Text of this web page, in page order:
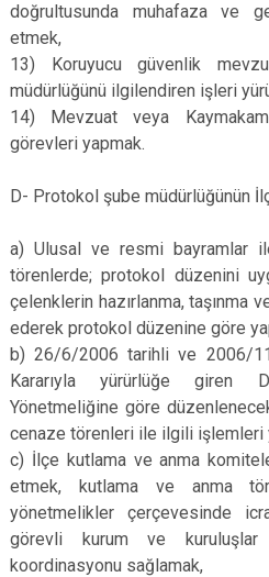
doğrultusunda muhafaza ve
etmek,
13) Koruyucu güvenlik
müdürlüğünü ilgilendiren işleri
14) Mevzuat veya
görevleri yapmak.
D- Protokol şube müdürlüğünün
a) Ulusal ve resmi bayramlar
törenlerde; protokol düzenini
çelenklerin hazırlanma, taşınma
ederek protokol düzenine göre
b) 26/6/2006 tarihli ve 2006/
Kararıyla yürürlüğe giren
Yönetmeliğine göre
cenaze törenleri ile ilgili işlemleri
c) İlçe kutlama ve anma
etmek, kutlama ve anma
yönetmelikler çerçevesinde
görevli kurum ve
koordinasyonu sağlamak,